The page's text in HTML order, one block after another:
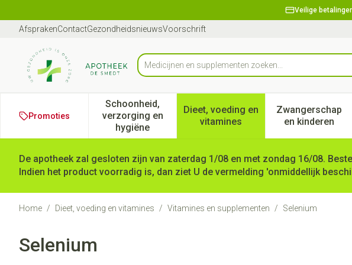
Veilige
AfsprakenContactGezondheidsnieuwsVoorschrift
Product, merk, categorie...
Promoties
Schoonheid,
verzorging en
hygiëne
Toon submenu voor Schoonheid, verzorging en
Dieet, voeding en
vitaminesToon submenu voor Dieet,
Zwangerschap
en kinderen
Toon
De apotheek zal gesloten zijn van zaterdag 1/08 en met zondag 16/08.
Indien het product voorradig is, dan ziet U de vermelding 'onmiddellijk
Home / Dieet, voeding en vitamines / Vitamines en supplementen / Selenium
Selenium